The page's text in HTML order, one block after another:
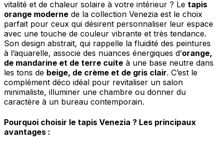
vitalité et de chaleur solaire à votre intérieur ? Le tapis
orange moderne de la collection Venezia est le choix
parfait pour ceux qui désirent personnaliser leur espace
avec une touche de couleur vibrante et très tendance.
Son design abstrait, qui rappelle la fluidité des peintures
à l’aquarelle, associe des nuances énergiques d’orange,
de mandarine et de terre cuite à une base neutre dans
les tons de beige, de crème et de gris clair. C’est le
complément déco idéal pour revitaliser un salon
minimaliste, illuminer une chambre ou donner du
caractère à un bureau contemporain.
Pourquoi choisir le tapis Venezia ? Les principaux
avantages :
Rejeter
Enregistrer mes préférences
Accepter tout